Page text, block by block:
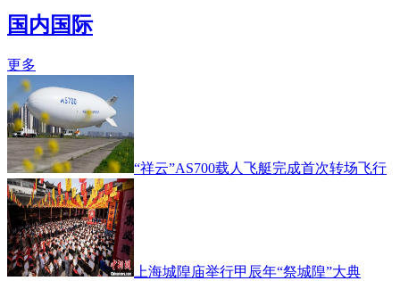
国内国际
更多
“祥云”AS700载人飞艇完成首次转场飞行
上海城隍庙举行甲辰年“祭城隍”大典